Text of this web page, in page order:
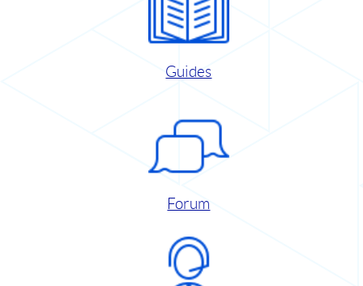
Guides
Forum